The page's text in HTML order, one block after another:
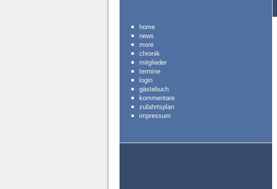
home
news
more
chronik
mitglieder
termine
login
gästebuch
kommentare
zufahrtsplan
impressum